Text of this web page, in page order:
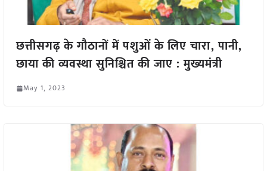
छत्तीसगढ़ के गौठानों में पशुओं के लिए चारा, पानी,
छाया की व्यवस्था सुनिश्चित की जाए : मुख्यमंत्री
May 1, 2023